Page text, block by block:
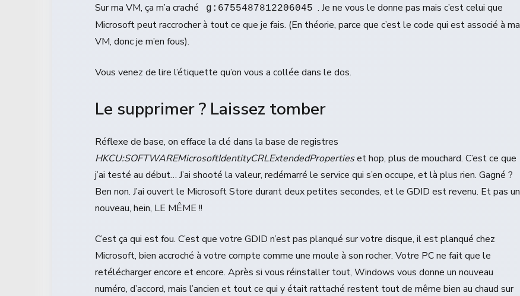
Sur ma VM, ça m’a craché g:6755487812206045 . Je ne vous le donne pas mais c’est celui que
Microsoft peut raccrocher à tout ce que je fais. (En théorie, parce que c’est le code qui est associé à ma
VM, donc je m’en fous).
Vous venez de lire l’étiquette qu’on vous a collée dans le dos.
Le supprimer ? Laissez tomber
Réflexe de base, on efface la clé dans la base de registres
HKCU:SOFTWAREMicrosoftIdentityCRLExtendedPropertieset hop, plus de mouchard. C’est ce que
j’ai testé au début… J’ai shooté la valeur, redémarré le service qui s’en occupe, et là plus rien. Gagné ?
Ben non. J’ai ouvert le Microsoft Store durant deux petites secondes, et le GDID est revenu. Et pas un
nouveau, hein, LE MÊME !!
C’est ça qui est fou. C’est que votre GDID n’est pas planqué sur votre disque, il est planqué chez
Microsoft, bien accroché à votre compte comme une moule à son rocher. Votre PC ne fait que le
retélécharger encore et encore. Après si vous réinstaller tout, Windows vous donne un nouveau
numéro, d’accord, mais l’ancien et tout ce qui y était rattaché restent tout de même bien au chaud sur